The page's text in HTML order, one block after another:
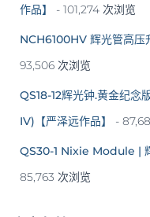
作品】
- 101,274 次浏览
NCH6100HV 辉光管高
93,506 次浏览
QS18-12辉光钟.黄金纪念
IV)【严泽远作品】
-
QS30-1 Nixie Module |
85,763 次浏览